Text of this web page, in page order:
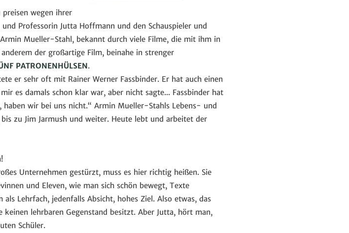
wegen ihrer
Professorin Jutta Hoffmann und den Schauspieler und
Mueller-Stahl, bekannt durch viele Filme, die mit ihm in
der großartige Film, beinahe in strenger
PATRONENHÜLSEN.
er sehr oft mit Rainer Werner Fassbinder. Er hat auch einen
es damals schon klar war, aber nicht sagte... Fassbinder hat
haben wir bei uns nicht.“ Armin Mueller-Stahls Lebens- und
zu Jim Jarmush und weiter. Heute lebt und arbeitet der
Unternehmen gestürzt, muss es hier richtig heißen. Sie
und Eleven, wie man sich schön bewegt, Texte
Lehrfach, jedenfalls Absicht, hohes Ziel. Also etwas, das
lehrbaren Gegenstand besitzt. Aber Jutta, hört man,
Schüler.